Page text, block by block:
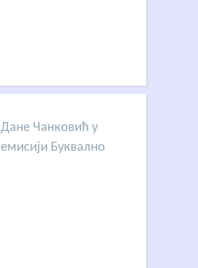
Дане Чанковић у
емисији Буквално